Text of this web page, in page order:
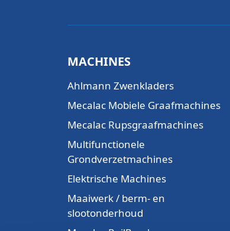
MACHINES
Ahlmann Zwenkladers
Mecalac Mobiele Graafmachines
Mecalac Rupsgraafmachines
Multifunctionele
Grondverzetmachines
Elektrische Machines
Maaiwerk / berm- en
slootonderhoud